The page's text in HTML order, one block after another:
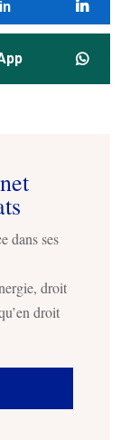
dans ses
droit
droit